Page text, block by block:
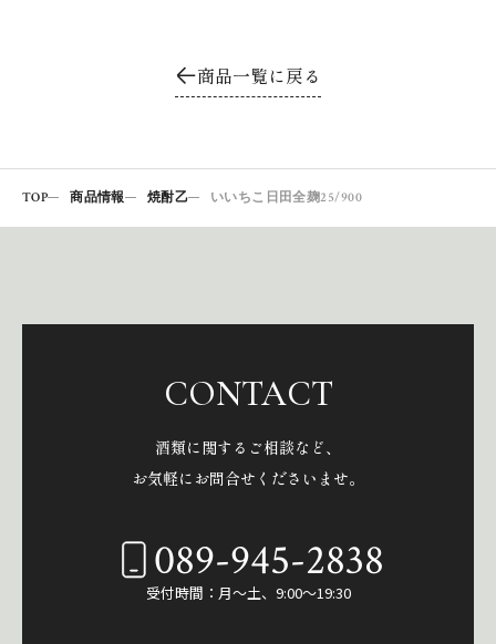
商品一覧に戻る
TOP 商品情報 焼酎乙 いいちこ日田全麹25/900
CONTACT
酒類に関するご相談など、
お気軽にお問合せくださいませ。
089-945-2838
受付時間：月～土、9:00～19:30